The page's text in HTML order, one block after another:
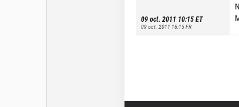
09 oct. 2011 10:15ET
09 oct. 2011 16:15FR